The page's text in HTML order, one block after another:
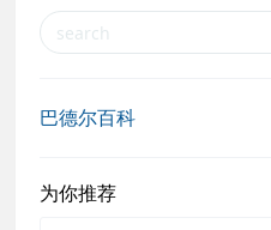
巴德尔百科
为你推荐